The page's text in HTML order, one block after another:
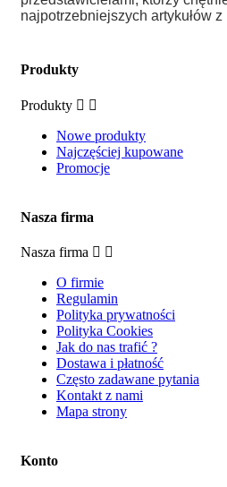
najpotrzebniejszych artykułów
Produkty
Produkty
Nowe produkty
Najczęściej kupowane
Promocje
Nasza firma
Nasza firma
O firmie
Regulamin
Polityka prywatności
Polityka Cookies
Jak do nas trafić ?
Dostawa i płatność
Często zadawane pytania
Kontakt z nami
Mapa strony
Konto